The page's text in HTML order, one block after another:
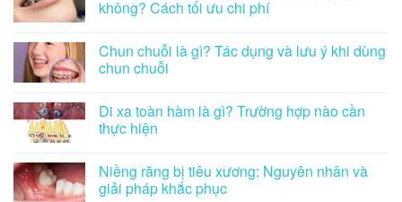
không? Cách tối ưu chi phí
Chun chuỗi là gì? Tác dụng và lưu ý khi dùng
chun chuỗi
Di xa toàn hàm là gì? Trường hợp nào cần
thực hiện
Niềng răng bị tiêu xương: Nguyên nhân và
giải pháp khắc phục